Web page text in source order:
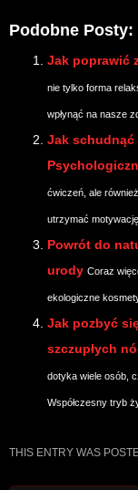
Podobne Posty:
Jak poprawić
nie tylko forma
wpłynąć na nasze
Jak schudnąć
ćwiczeń, ale
utrzymać motywację
Powrót do
urody Coraz
ekologiczne
Jak pozbyć
szczupłych
dotyka wiele osób,
Współczesny tryb
THIS ENTRY WAS